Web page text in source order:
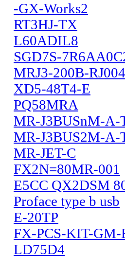
-GX-Works2
RT3HJ-TX
L60ADIL8
SGD7S-
MRJ3-200B-RJ004
XD5-48T4-E
PQ58MRA
MR-J3BUSnM-A-
MR-J3BUS2M-A-
MR-JET-C
FX2N=80MR-001
E5CC QX2DSM
Proface type b usb
E-20TP
FX-PCS-KIT-GM-
LD75D4